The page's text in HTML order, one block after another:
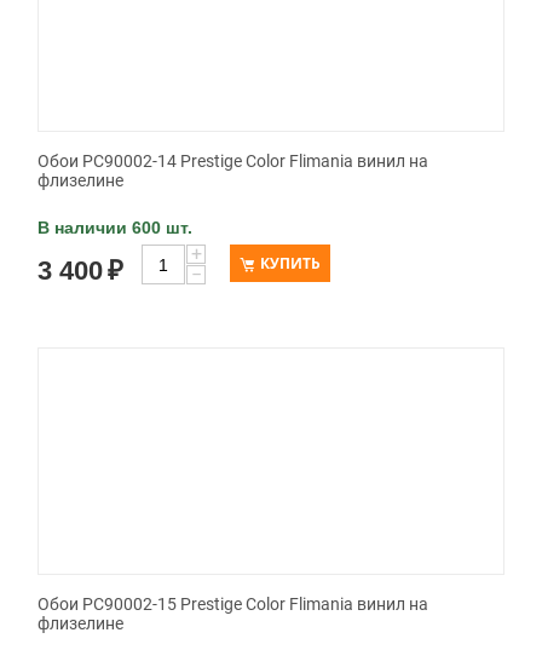
Обои PC90002-14 Prestige Color Flimania винил на
флизелине
В наличии 600 шт.
3 400₽
+
−
КУПИТЬ
Обои PC90002-15 Prestige Color Flimania винил на
флизелине